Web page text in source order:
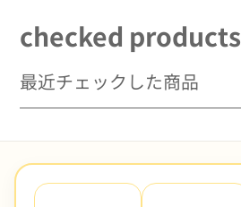
checked products
最近チェックした商品